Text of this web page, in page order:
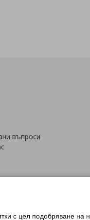
въпроси
с цел подобряване